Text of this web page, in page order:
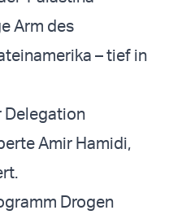
Arm des
– tief in
Delegation
Amir Hamidi,
Drogen